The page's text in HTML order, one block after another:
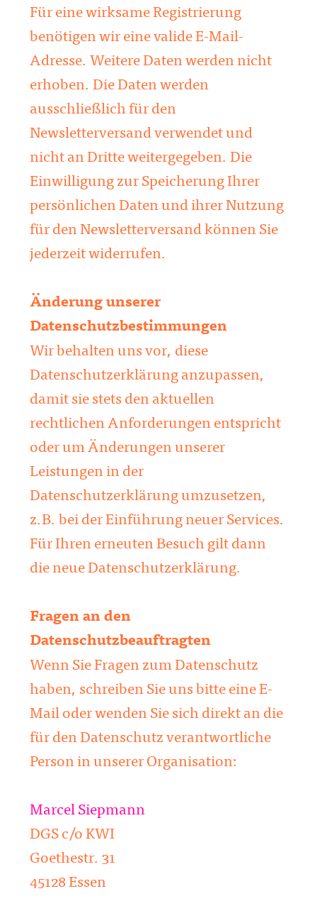
Für eine wirksame Registrierung
benötigen wir eine valide E-Mail-
Adresse. Weitere Daten werden nicht
erhoben. Die Daten werden
ausschließlich für den
Newsletterversand verwendet und
nicht an Dritte weitergegeben. Die
Einwilligung zur Speicherung Ihrer
persönlichen Daten und ihrer Nutzung
für den Newsletterversand können Sie
jederzeit widerrufen.
Änderung unserer
Datenschutzbestimmungen
Wir behalten uns vor, diese
Datenschutzerklärung anzupassen,
damit sie stets den aktuellen
rechtlichen Anforderungen entspricht
oder um Änderungen unserer
Leistungen in der
Datenschutzerklärung umzusetzen,
z.B. bei der Einführung neuer Services.
Für Ihren erneuten Besuch gilt dann
die neue Datenschutzerklärung.
Fragen an den
Datenschutzbeauftragten
Wenn Sie Fragen zum Datenschutz
haben, schreiben Sie uns bitte eine E-
Mail oder wenden Sie sich direkt an die
für den Datenschutz verantwortliche
Person in unserer Organisation:
Marcel Siepmann
DGS c/o KWI
Goethestr. 31
45128 Essen